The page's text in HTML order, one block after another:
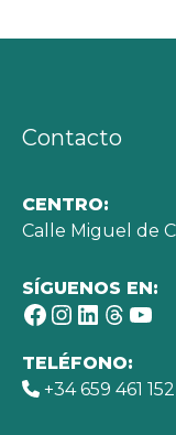
Contacto
CENTRO:
Calle Miguel de
SÍGUENOS EN:
Facebook
Instagram
LinkedIn
TELÉFONO:
+34 659 461 152